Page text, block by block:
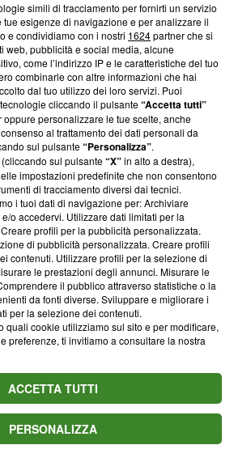
e classifica
9 agosto: 1ﾟ
Cancro, 2ﾟPesci, 3ﾟ
L'oroscopo del
giorno venerdì 7
agosto: Venere lascia
Vergine, Toro
impegnato
SEGUI
quod fuit, quod est, quod futurum est.
est, quod acturi sumus dubium, quod
divide in tre tempi: passato, presente,
argomento da Max Rendi:
9 agosto e classifica: Leone al 1ﾟposto,
8 agosto 2026 con classifica: 1ﾟToro,
la vetta
7 agosto e classifica: Pesci al 1ﾟposto, in
simili di tracciamento per fornirti un servizio
esigenze di navigazione e per analizzare il
e condividiamo con i nostri 1624partner che si
web, pubblicità e social media, alcune
come l’indirizzo IP e le caratteristiche del tuo
combinarle con altre informazioni che hai
dal tuo utilizzo dei loro servizi. Puoi
cliccando il pulsante“Accetta tutti”
personalizzare le tue scelte, anche
al trattamento dei dati personali da
sul pulsante“Personalizza”.
sul pulsante“X”in alto a destra),
impostazioni predefinite che non consentono
di tracciamento diversi dai tecnici.
i tuoi dati di navigazione per: Archiviare
o accedervi. Utilizzare dati limitati per la
profili per la pubblicità personalizzata.
di pubblicità personalizzata. Creare profili
contenuti. Utilizzare profili per la selezione di
le prestazioni degli annunci. Misurare le
il pubblico attraverso statistiche o la
da fonti diverse. Sviluppare e migliorare i
per la selezione dei contenuti.
quali cookie utilizziamo sul sito e per modificare,
preferenze, ti invitiamo a consultare la nostra
ACCETTA TUTTI
PERSONALIZZA